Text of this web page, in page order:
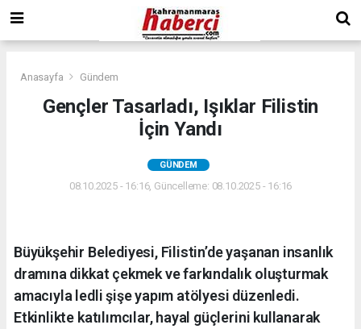
Anasayfa Gündem
Gençler Tasarladı, Işıklar Filistin
İçin Yandı
GÜNDEM
08.10.2025 - 16:16, Güncelleme: 08.10.2025 - 16:16
Büyükşehir Belediyesi, Filistin’de yaşanan insanlık
dramına dikkat çekmek ve farkındalık oluşturmak
amacıyla ledli şişe yapım atölyesi düzenledi.
Etkinlikte katılımcılar, hayal güçlerini kullanarak